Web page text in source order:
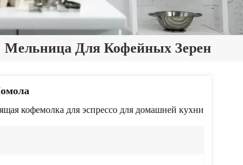
Мельница Для Кофейных Зерен
кофемолка для эспрессо для домашней кухни